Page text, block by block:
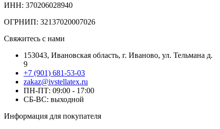
ИНН: 370206028940
ОГРНИП: 32137020007026
Свяжитесь с нами
153043, Ивановская область, г. Иваново, ул. Тельмана д.
9
+7 (901) 681-53-03
zakaz@ivstellatex.ru
ПН-ПТ: 09:00 - 17:00
СБ-ВС: выходной
Информация для покупателя